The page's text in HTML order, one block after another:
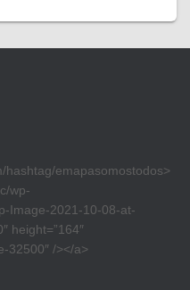
hashtag/emapasomostodos>
wp-
Image-2021-10-08-at-
height=”164″
32500″ /></a>